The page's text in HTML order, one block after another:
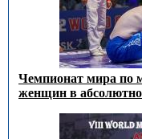
Чемпионат мира по
женщин в